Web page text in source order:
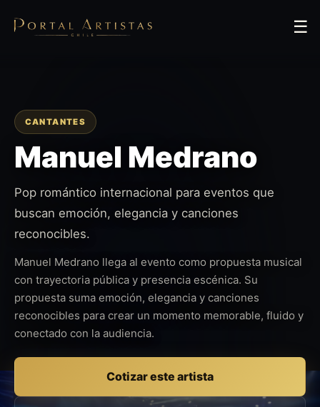
☰
CANTANTES
Manuel Medrano
Pop romántico internacional para eventos que
buscan emoción, elegancia y canciones
reconocibles.
Manuel Medrano llega al evento como propuesta musical
con trayectoria pública y presencia escénica. Su
propuesta suma emoción, elegancia y canciones
reconocibles para crear un momento memorable, fluido y
conectado con la audiencia.
Cotizar este artista